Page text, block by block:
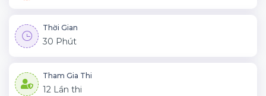
Thời Gian
30 Phút
Tham Gia Thi
12 Lần thi